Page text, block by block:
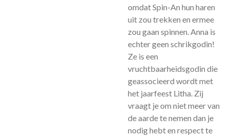
omdat Spin-An hun haren
uit zou trekken en ermee
zou gaan spinnen. Anna is
echter geen schrikgodin!
Ze is een
vruchtbaarheidsgodin die
geassocieerd wordt met
het jaarfeest Litha. Zij
vraagt je om niet meer van
de aarde te nemen dan je
nodig hebt en respect te